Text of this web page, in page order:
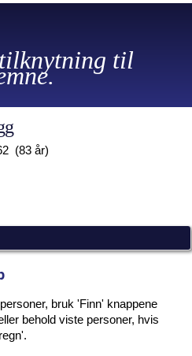
til
(83 år)
bruk 'Finn' knappene
behold viste personer, hvis